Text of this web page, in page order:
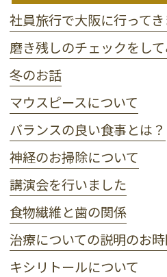
社員旅行で大阪に行ってき
磨き残しのチェックをし
冬のお話
マウスピースについて
バランスの良い食事とは？
神経のお掃除について
講演会を行いました
食物繊維と歯の関係
治療についての説明のお
キシリトールについて